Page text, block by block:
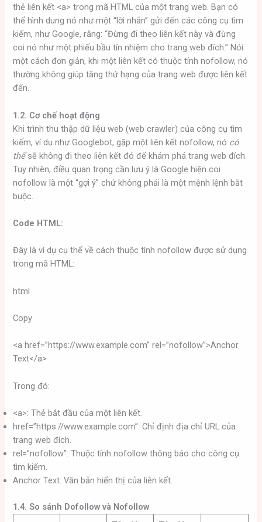
thẻ liên kết <a> trong mã HTML của một trang web. Bạn có
thể hình dung nó như một “lời nhắn” gửi đến các công cụ tìm
kiếm, như Google, rằng: “Đừng đi theo liên kết này và đừng
coi nó như một phiếu bầu tín nhiệm cho trang web đích.” Nói
một cách đơn giản, khi một liên kết có thuộc tính nofollow, nó
thường không giúp tăng thứ hạng của trang web được liên kết
đến.
1.2. Cơ chế hoạt động
Khi trình thu thập dữ liệu web (web crawler) của công cụ tìm
kiếm, ví dụ như Googlebot, gặp một liên kết nofollow, nó có
thểsẽ không đi theo liên kết đó để khám phá trang web đích.
Tuy nhiên, điều quan trọng cần lưu ý là Google hiện coi
nofollow là một “gợi ý” chứ không phải là một mệnh lệnh bắt
buộc.
Code HTML:
Đây là ví dụ cụ thể về cách thuộc tính nofollow được sử dụng
trong mã HTML:
html
Copy
<a href=”https://www.example.com” rel=”nofollow”>Anchor
Text</a>
Trong đó:
<a>: Thẻ bắt đầu của một liên kết.
href=”https://www.example.com”: Chỉ định địa chỉ URL của
trang web đích.
rel=”nofollow”: Thuộc tính nofollow thông báo cho công cụ
tìm kiếm.
Anchor Text: Văn bản hiển thị của liên kết.
1.4. So sánh Dofollow và Nofollow